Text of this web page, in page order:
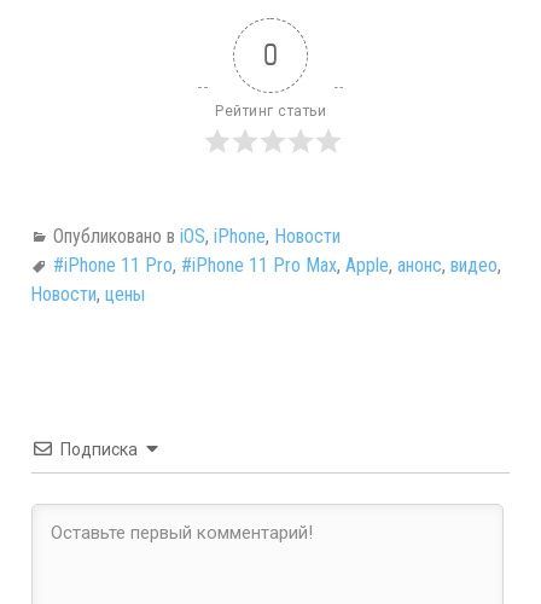
0
Рейтинг статьи
Опубликовано в iOS, iPhone, Новости
#iPhone 11 Pro, #iPhone 11 Pro Max, Apple, анонс, видео,
Новости, цены
Подписка